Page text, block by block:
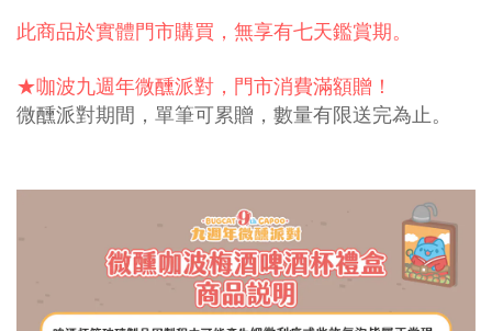
此商品於實體門市購買，無享有七天鑑賞期。
★咖波九週年微醺派對，門市消費滿額贈！
微醺派對期間，單筆可累贈，數量有限送完為止。